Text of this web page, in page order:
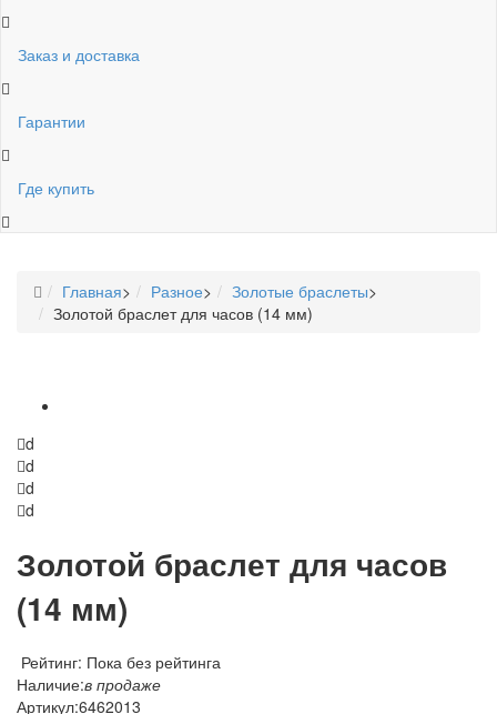
Заказ и доставка
Гарантии
Где купить
Главная> Разное> Золотые браслеты>
Золотой браслет для часов (14 мм)
d
d
d
d
Золотой браслет для часов
(14 мм)
Рейтинг: Пока без рейтинга
Наличие:в продаже
Артикул:6462013